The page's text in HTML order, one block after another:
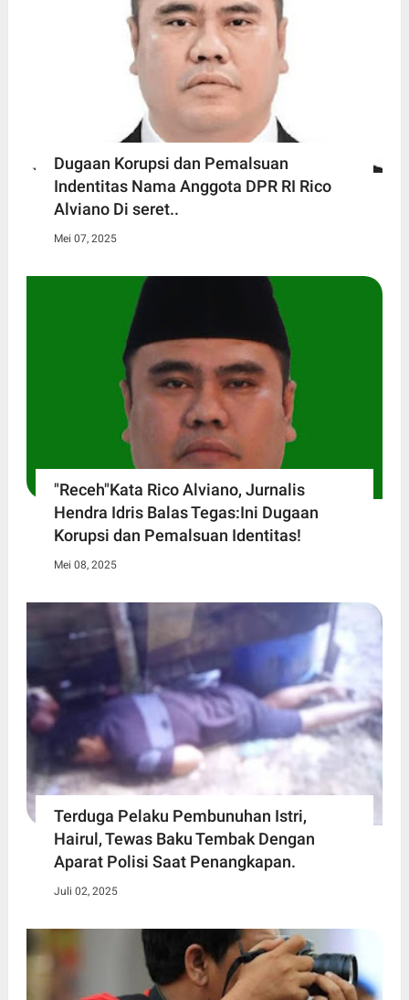
Dugaan Korupsi dan Pemalsuan
Indentitas Nama Anggota DPR RI Rico
Alviano Di seret..
Mei 07, 2025
"Receh"Kata Rico Alviano, Jurnalis
Hendra Idris Balas Tegas:Ini Dugaan
Korupsi dan Pemalsuan Identitas!
Mei 08, 2025
Terduga Pelaku Pembunuhan Istri,
Hairul, Tewas Baku Tembak Dengan
Aparat Polisi Saat Penangkapan.
Juli 02, 2025